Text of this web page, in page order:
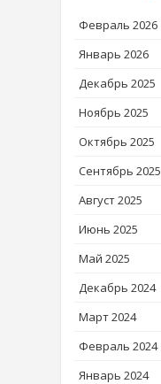
Февраль 2026
Январь 2026
Декабрь 2025
Ноябрь 2025
Октябрь 2025
Сентябрь 2025
Август 2025
Июнь 2025
Май 2025
Декабрь 2024
Март 2024
Февраль 2024
Январь 2024